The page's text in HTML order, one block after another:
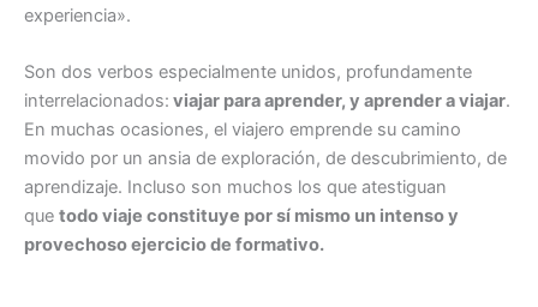
experiencia».
Son dos verbos especialmente unidos, profundamente
interrelacionados: viajar para aprender, y aprender a viajar.
En muchas ocasiones, el viajero emprende su camino
movido por un ansia de exploración, de descubrimiento, de
aprendizaje. Incluso son muchos los que atestiguan
que todo viaje constituye por sí mismo un intenso y
provechoso ejercicio de formativo.